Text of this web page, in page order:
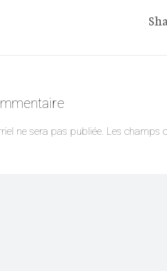
ne sera pas publiée. Les champs